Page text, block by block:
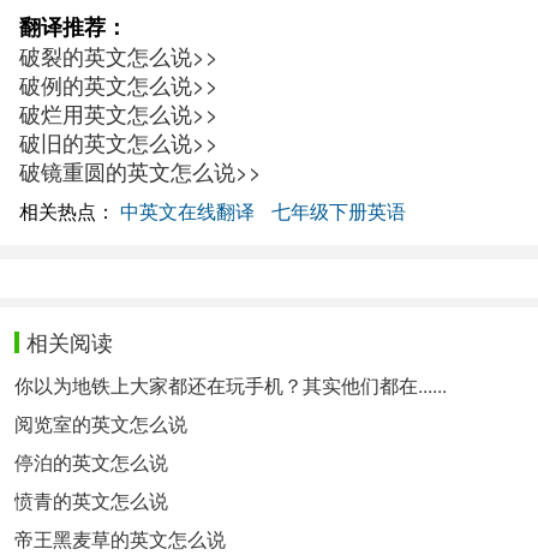
翻译推荐：
破裂的英文怎么说>>
破例的英文怎么说>>
破烂用英文怎么说>>
破旧的英文怎么说>>
破镜重圆的英文怎么说>>
相关热点： 中英文在线翻译 七年级下册英语
相关阅读
你以为地铁上大家都还在玩手机？其实他们都在......
阅览室的英文怎么说
停泊的英文怎么说
愤青的英文怎么说
帝王黑麦草的英文怎么说